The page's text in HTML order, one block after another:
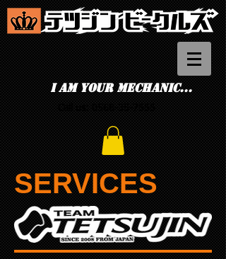
I am your mechanic...
SERVICES